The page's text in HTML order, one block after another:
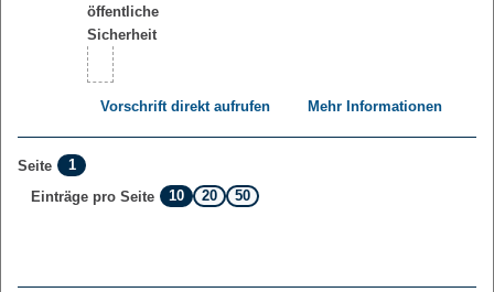
Vorschrift direkt aufrufen Mehr Informationen
Seite
1
Einträge pro Seite
10 20 50